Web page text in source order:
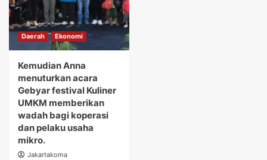
Daerah Ekonomi
Kemudian Anna
menuturkan acara
Gebyar festival Kuliner
UMKM memberikan
wadah bagi koperasi
dan pelaku usaha
mikro.
Jakartakoma